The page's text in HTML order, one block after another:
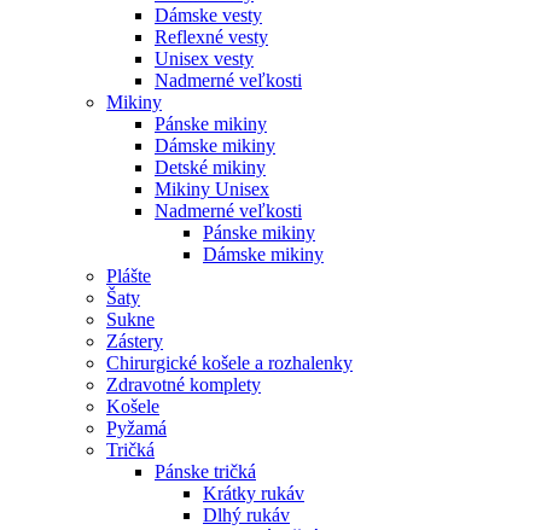
Dámske vesty
Reflexné vesty
Unisex vesty
Nadmerné veľkosti
Mikiny
Pánske mikiny
Dámske mikiny
Detské mikiny
Mikiny Unisex
Nadmerné veľkosti
Pánske mikiny
Dámske mikiny
Plášte
Šaty
Sukne
Zástery
Chirurgické košele a rozhalenky
Zdravotné komplety
Košele
Pyžamá
Tričká
Pánske tričká
Krátky rukáv
Dlhý rukáv